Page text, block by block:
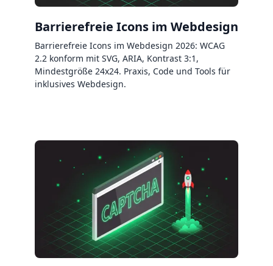
Barrierefreie Icons im Webdesign
Barrierefreie Icons im Webdesign 2026: WCAG
2.2 konform mit SVG, ARIA, Kontrast 3:1,
Mindestgröße 24x24. Praxis, Code und Tools für
inklusives Webdesign.